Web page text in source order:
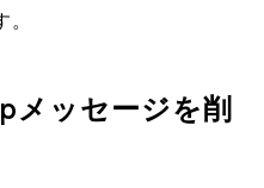
。
メッセージを削